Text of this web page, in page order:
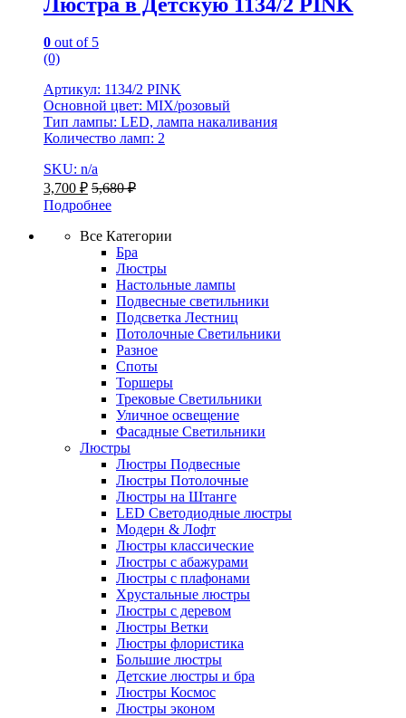
0 out of 5
(0)
Артикул: 1134/2 PINK
Основной цвет: MIX/розовый
Тип лампы: LED, лампа накаливания
Количество ламп: 2
SKU: n/a
3,700 ₽ 5,680₽
Подробнее
Все Категории
Бра
Люстры
Настольные лампы
Подвесные светильники
Подсветка Лестниц
Потолочные Светильники
Разное
Споты
Торшеры
Трековые Светильники
Уличное освещение
Фасадные Светильники
Люстры
Люстры Подвесные
Люстры Потолочные
Люстры на Штанге
LED Светодиодные люстры
Модерн & Лофт
Люстры классические
Люстры с абажурами
Люстры с плафонами
Хрустальные люстры
Люстры с деревом
Люстры Ветки
Люстры флористика
Большие люстры
Детские люстры и бра
Люстры Космос
Люстры эконом